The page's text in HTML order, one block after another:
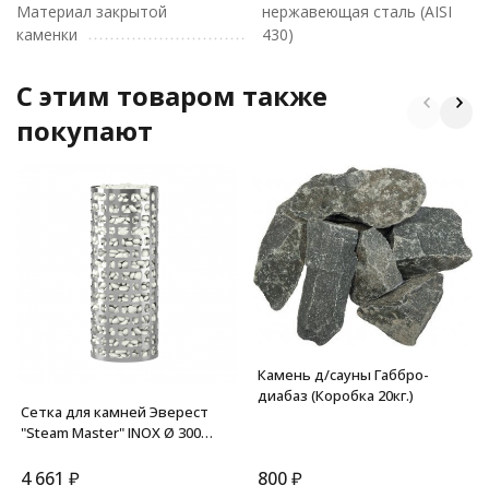
Материал закрытой
каменки
нержавеющая сталь (AISI
430)
C этим товаром также
покупают
Сетка для камней Эверест
"Steam Master" INOX Ø 300
4 661 ₽
Камень д/сауны Габбро-
диабаз (Коробка 20кг.)
800 ₽